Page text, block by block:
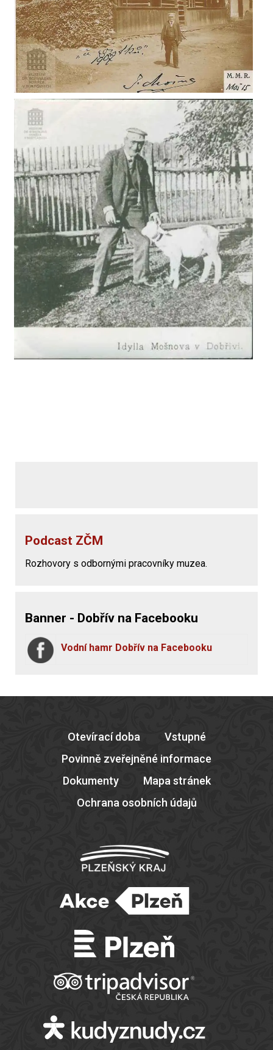
Podcast ZČM
Rozhovory s odbornými pracovníky muzea.
Banner - Dobřív na Facebooku
Vodní hamr Dobřív na Facebooku
Otevírací doba
Vstupné
Povinně zveřejněné informace
Dokumenty
Mapa stránek
Ochrana osobních údajů